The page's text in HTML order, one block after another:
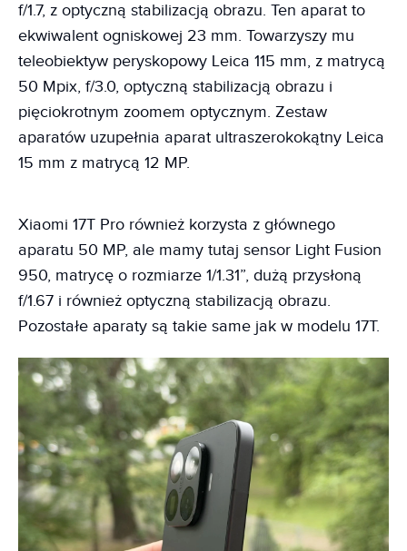
f/1.7, z optyczną stabilizacją obrazu. Ten aparat to
ekwiwalent ogniskowej 23 mm. Towarzyszy mu
teleobiektyw peryskopowy Leica 115 mm, z matrycą
50 Mpix, f/3.0, optyczną stabilizacją obrazu i
pięciokrotnym zoomem optycznym. Zestaw
aparatów uzupełnia aparat ultraszerokokątny Leica
15 mm z matrycą 12 MP.
Xiaomi 17T Pro również korzysta z głównego
aparatu 50 MP, ale mamy tutaj sensor Light Fusion
950, matrycę o rozmiarze 1/1.31”, dużą przysłoną
f/1.67 i również optyczną stabilizacją obrazu.
Pozostałe aparaty są takie same jak w modelu 17T.